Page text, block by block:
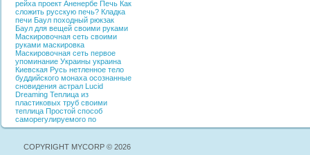
рейха проект Аненербе Печь Как
сложить русскую печь? Кладка
печи Баул походный рюкзак
Баул для вещей своими руками
Маскировочная сеть своими
руками маскировка
Маскировочная сеть первое
упоминание Украины украина
Киевская Русь нетленное тело
буддийского монаха осознанные
сновидения астрал Lucid
Dreaming Теплица из
пластиковых труб своими
теплица Простой способ
саморегулируемого по
COPYRIGHT MYCORP © 2026